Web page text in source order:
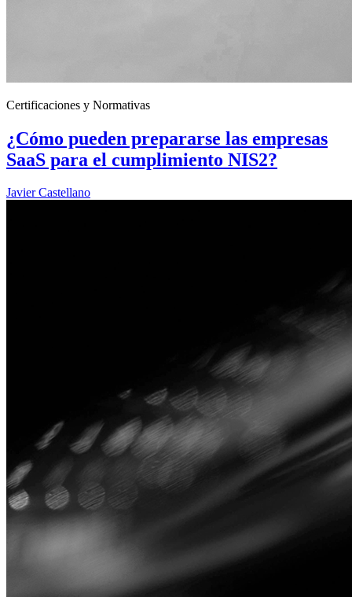
Certificaciones y Normativas
¿Cómo pueden prepararse las empresas
SaaS para el cumplimiento NIS2?
Javier Castellano